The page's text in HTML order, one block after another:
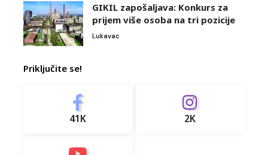
GIKIL zapošaljava: Konkurs za
prijem više osoba na tri pozicije
Lukavac
Priključite se!
41K 2K